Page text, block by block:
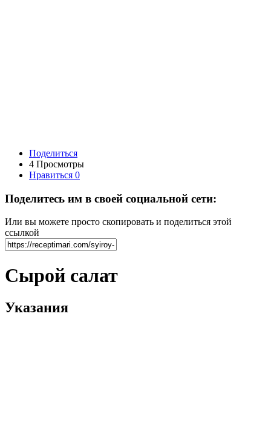
Поделиться
4 Просмотры
Нравиться 0
Поделитесь им в своей социальной сети:
Или вы можете просто скопировать и поделиться этой
ссылкой
Сырой салат
Указания